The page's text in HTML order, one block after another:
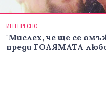
ИНТЕРЕСНО
"Мислех, че ще се
преди ГОЛЯМАТА